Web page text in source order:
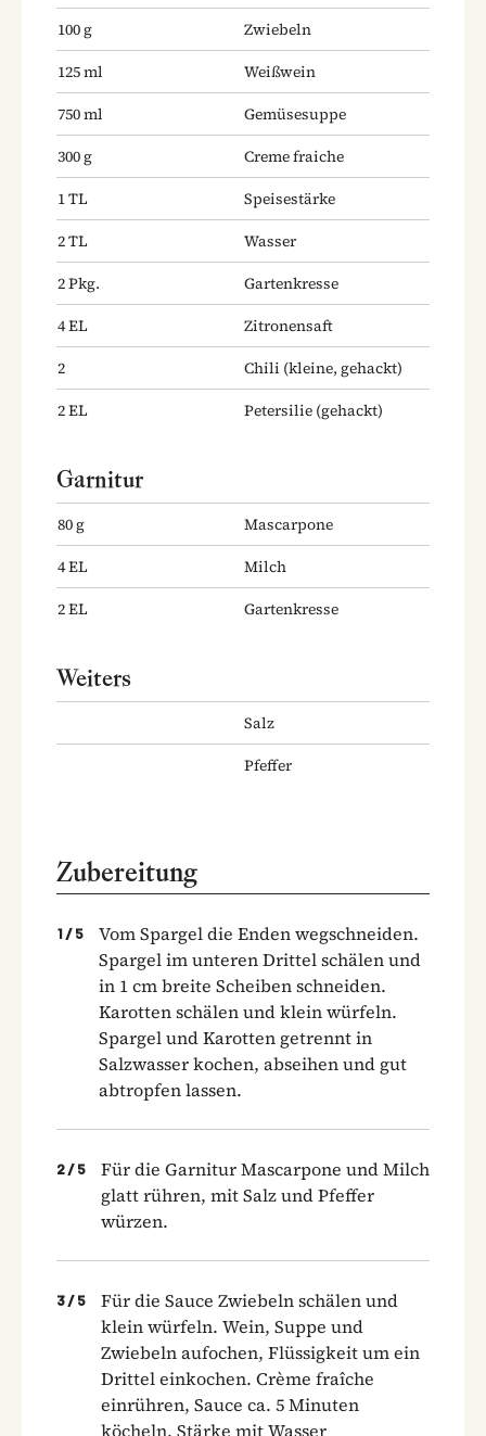
100g
Zwiebeln
125ml
Weißwein
750ml
Gemüsesuppe
300g
Creme fraiche
1TL
Speisestärke
2TL
Wasser
2Pkg.
Gartenkresse
4EL
Zitronensaft
2
Chili (kleine, gehackt)
2EL Petersilie (gehackt)
Garnitur
80g
Mascarpone
4EL
Milch
2EL Gartenkresse
Weiters
Salz
Pfeffer
Zubereitung
1 / 5
Vom Spargel die Enden wegschneiden.
Spargel im unteren Drittel schälen und
in 1 cm breite Scheiben schneiden.
Karotten schälen und klein würfeln.
Spargel und Karotten getrennt in
Salzwasser kochen, abseihen und gut
abtropfen lassen.
2 / 5
Für die Garnitur Mascarpone und Milch
glatt rühren, mit Salz und Pfeffer
würzen.
3 / 5
Für die Sauce Zwiebeln schälen und
klein würfeln. Wein, Suppe und
Zwiebeln aufochen, Flüssigkeit um ein
Drittel einkochen. Crème fraîche
einrühren, Sauce ca. 5 Minuten
köcheln. Stärke mit Wasser